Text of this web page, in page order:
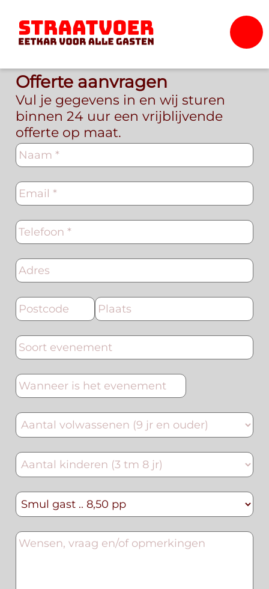
Offerte aanvragen
Vul je gegevens in en wij sturen
binnen 24 uur een vrijblijvende
offerte op maat.
Wanneer is het evenement